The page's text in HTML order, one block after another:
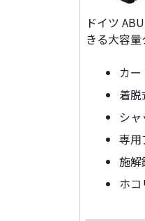
ドイツ
きる大容量
カ
着脱
シ
専用
施解
ホコ